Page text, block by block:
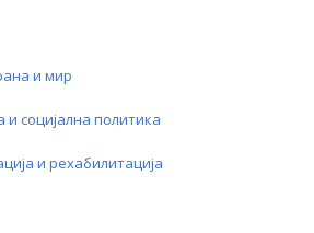
и мир
и социјална политика
и рехабилитација